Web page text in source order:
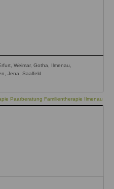
Weimar, Gotha, Ilmenau,
Jena, Saalfeld
Paarberatung Familientherapie Ilmenau